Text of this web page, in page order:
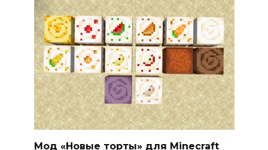
Мод «Новые торты» для Minecraft